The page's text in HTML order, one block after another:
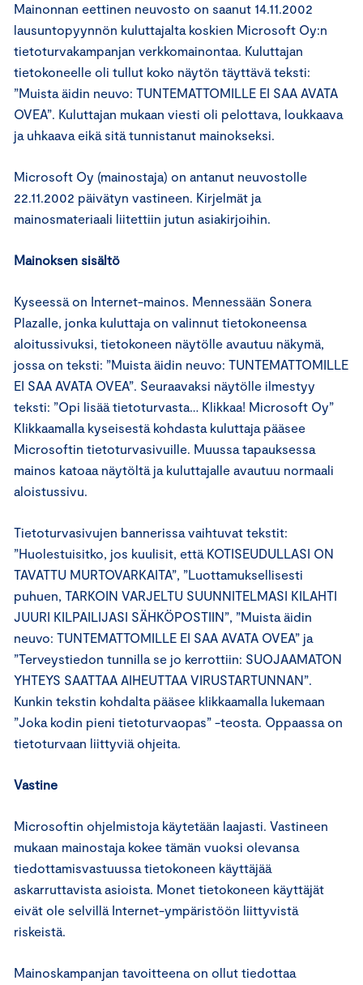
Mainonnan eettinen neuvosto on saanut 14.11.2002
lausuntopyynnön kuluttajalta koskien Microsoft Oy:n
tietoturvakampanjan verkkomainontaa. Kuluttajan
tietokoneelle oli tullut koko näytön täyttävä teksti:
”Muista äidin neuvo: TUNTEMATTOMILLE EI SAA AVATA
OVEA”. Kuluttajan mukaan viesti oli pelottava, loukkaava
ja uhkaava eikä sitä tunnistanut mainokseksi.
Microsoft Oy (mainostaja) on antanut neuvostolle
22.11.2002 päivätyn vastineen. Kirjelmät ja
mainosmateriaali liitettiin jutun asiakirjoihin.
Mainoksen sisältö
Kyseessä on Internet-mainos. Mennessään Sonera
Plazalle, jonka kuluttaja on valinnut tietokoneensa
aloitussivuksi, tietokoneen näytölle avautuu näkymä,
jossa on teksti: ”Muista äidin neuvo: TUNTEMATTOMILLE
EI SAA AVATA OVEA”. Seuraavaksi näytölle ilmestyy
teksti: ”Opi lisää tietoturvasta… Klikkaa! Microsoft Oy”
Klikkaamalla kyseisestä kohdasta kuluttaja pääsee
Microsoftin tietoturvasivuille. Muussa tapauksessa
mainos katoaa näytöltä ja kuluttajalle avautuu normaali
aloistussivu.
Tietoturvasivujen bannerissa vaihtuvat tekstit:
”Huolestuisitko, jos kuulisit, että KOTISEUDULLASI ON
TAVATTU MURTOVARKAITA”, ”Luottamuksellisesti
puhuen, TARKOIN VARJELTU SUUNNITELMASI KILAHTI
JUURI KILPAILIJASI SÄHKÖPOSTIIN”, ”Muista äidin
neuvo: TUNTEMATTOMILLE EI SAA AVATA OVEA” ja
”Terveystiedon tunnilla se jo kerrottiin: SUOJAAMATON
YHTEYS SAATTAA AIHEUTTAA VIRUSTARTUNNAN”.
Kunkin tekstin kohdalta pääsee klikkaamalla lukemaan
”Joka kodin pieni tietoturvaopas” -teosta. Oppaassa on
tietoturvaan liittyviä ohjeita.
Vastine
Microsoftin ohjelmistoja käytetään laajasti. Vastineen
mukaan mainostaja kokee tämän vuoksi olevansa
tiedottamisvastuussa tietokoneen käyttäjää
askarruttavista asioista. Monet tietokoneen käyttäjät
eivät ole selvillä Internet-ympäristöön liittyvistä
riskeistä.
Mainoskampanjan tavoitteena on ollut tiedottaa